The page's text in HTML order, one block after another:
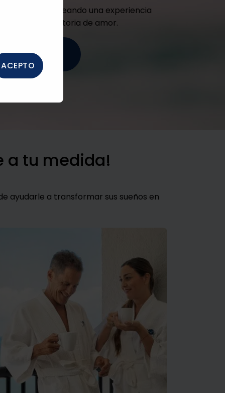
cada paso, creando una experiencia
refleje tu historia de amor.
EN BODAS
a tu medida!
ayudarle a transformar sus sueños en
ACEPTO